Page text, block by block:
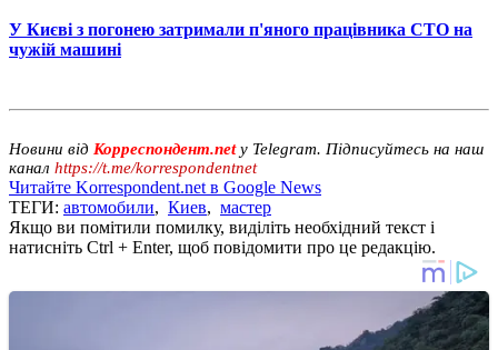
У Києві з погонею затримали п'яного працівника СТО на
чужій машині
Новини від Корреспондент.netу Telegram. Підписуйтесь на наш
канал https://t.me/korrespondentnet
Читайте Korrespondent.net в Google News
ТЕГИ: автомобили, Киев, мастер
Якщо ви помітили помилку, виділіть необхідний текст і
натисніть Ctrl + Enter, щоб повідомити про це редакцію.